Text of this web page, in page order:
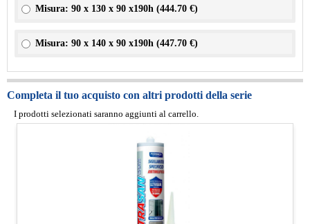
Misura: 90 x 130 x 90 x190h (444.70 €)
Misura: 90 x 140 x 90 x190h (447.70 €)
Completa il tuo acquisto con altri prodotti della serie
I prodotti selezionati saranno aggiunti al carrello.